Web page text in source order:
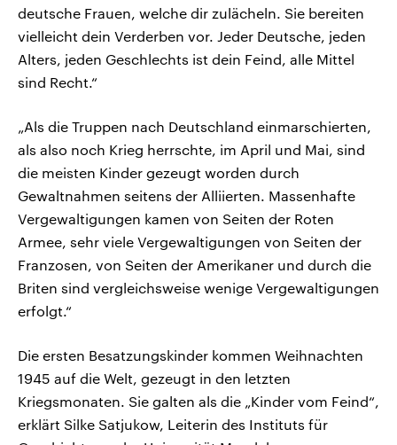
deutsche Frauen, welche dir zulächeln. Sie bereiten
vielleicht dein Verderben vor. Jeder Deutsche, jeden
Alters, jeden Geschlechts ist dein Feind, alle Mittel
sind Recht.“
„Als die Truppen nach Deutschland einmarschierten,
als also noch Krieg herrschte, im April und Mai, sind
die meisten Kinder gezeugt worden durch
Gewaltnahmen seitens der Alliierten. Massenhafte
Vergewaltigungen kamen von Seiten der Roten
Armee, sehr viele Vergewaltigungen von Seiten der
Franzosen, von Seiten der Amerikaner und durch die
Briten sind vergleichsweise wenige Vergewaltigungen
erfolgt.“
Die ersten Besatzungskinder kommen Weihnachten
1945 auf die Welt, gezeugt in den letzten
Kriegsmonaten. Sie galten als die „Kinder vom Feind“,
erklärt Silke Satjukow, Leiterin des Instituts für